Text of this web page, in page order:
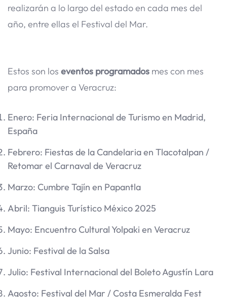
realizarán a lo largo del estado en cada mes del
año, entre ellas el Festival del Mar.
Estos son los eventos programados mes con mes
para promover a Veracruz:
Enero: Feria Internacional de Turismo en Madrid,
España
Febrero: Fiestas de la Candelaria en Tlacotalpan /
Retomar el Carnaval de Veracruz
Marzo: Cumbre Tajín en Papantla
Abril: Tianguis Turístico México 2025
Mayo: Encuentro Cultural Yolpaki en Veracruz
Junio: Festival de la Salsa
Julio: Festival Internacional del Boleto Agustín Lara
Agosto: Festival del Mar / Costa Esmeralda Fest